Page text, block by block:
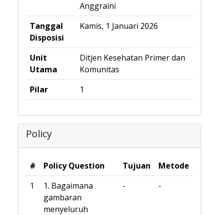
Anggraini
Tanggal
Disposisi
Kamis, 1 Januari 2026
Unit
Utama
Ditjen Kesehatan Primer dan
Komunitas
Pilar
1
Policy
# Policy Question Tujuan
Metode
1
1. Bagaimana
gambaran
menyeluruh
- -